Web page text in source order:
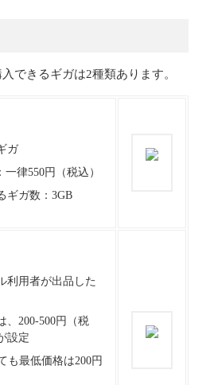
できるギガは2種類あります。
ガ
律550円（税込）
ギガ数：3GB
利用者が出品した
、200-500円（税
設定
も最低価格は200円